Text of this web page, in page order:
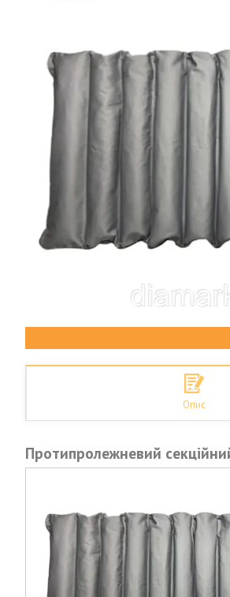
Опис
Протипролежневий